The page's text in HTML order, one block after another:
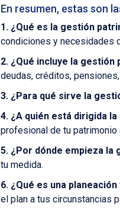
En resumen, estas son
1. ¿Qué es la gestión
condiciones y necesidades
2. ¿Qué incluye la gestión
deudas, créditos,
3. ¿Para qué sirve la
4. ¿A quién está dirigida
profesional de tu
5. ¿Por dónde empieza la
tu medida.
6. ¿Qué es una
el plan a tus circunstancias